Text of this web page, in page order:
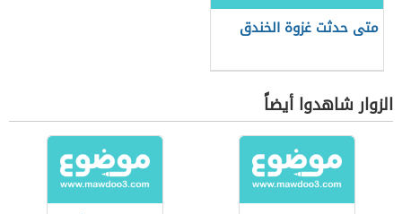
متى حدثت غزوة الخندق
الزوار شاهدوا أيضاً